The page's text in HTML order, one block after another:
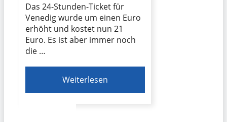
Das 24-Stunden-Ticket für
Venedig wurde um einen Euro
erhöht und kostet nun 21
Euro. Es ist aber immer noch
die …
Weiterlesen